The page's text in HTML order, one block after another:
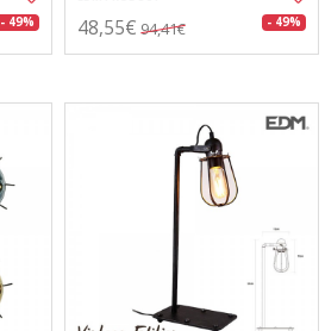
- 49% 48,55€ 94,41€ - 49%